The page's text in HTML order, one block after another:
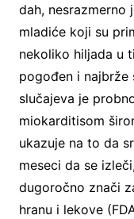
dah, nesrazmerno
mladiće koji su
nekoliko hiljada u
pogođen i najbrže
slučajeva je
miokarditisom
ukazuje na to da
meseci da se
dugoročno znači
hranu i lekove